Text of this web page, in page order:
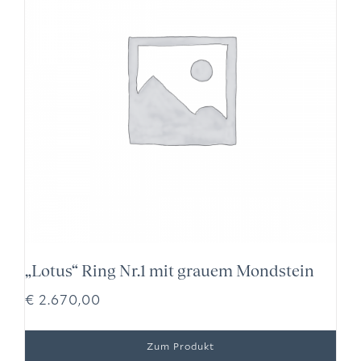
„Lotus“ Ring Nr.1 mit grauem Mondstein
€ 2.670,00